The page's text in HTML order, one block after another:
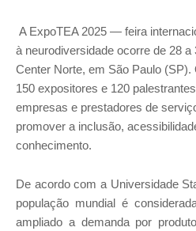
A ExpoTEA 2025 — feira
à neurodiversidade ocorre de 28
Center Norte, em São Paulo
150 expositores e 120
empresas e prestadores de
promover a inclusão,
conhecimento.
De acordo com a Universidade
população mundial é
ampliado a demanda por